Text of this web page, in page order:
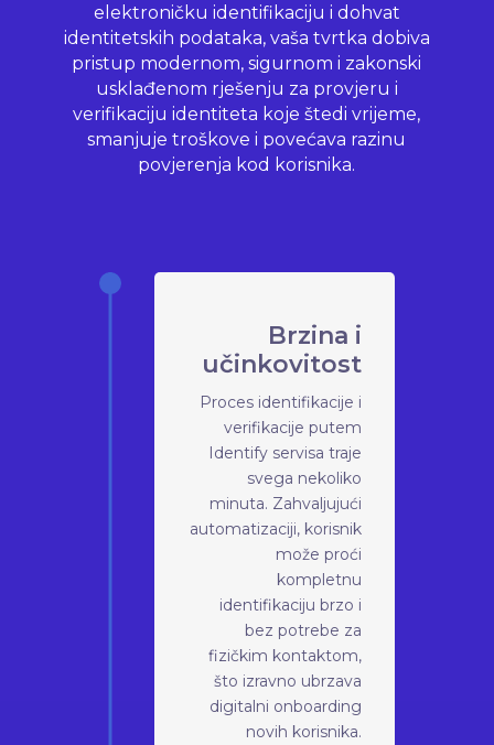
elektroničku identifikaciju i dohvat
identitetskih podataka, vaša tvrtka dobiva
pristup modernom, sigurnom i zakonski
usklađenom rješenju za provjeru i
verifikaciju identiteta koje štedi vrijeme,
smanjuje troškove i povećava razinu
povjerenja kod korisnika.
Brzina i
učinkovitost
Proces identifikacije i
verifikacije putem
Identify servisa traje
svega nekoliko
minuta. Zahvaljujući
automatizaciji, korisnik
može proći
kompletnu
identifikaciju brzo i
bez potrebe za
fizičkim kontaktom,
što izravno ubrzava
digitalni onboarding
novih korisnika.